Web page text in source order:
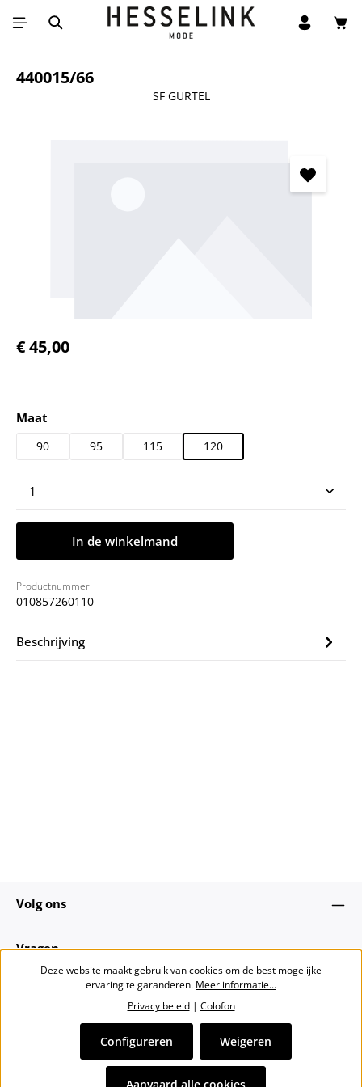
Ga naar de hoofdinhoud
440015/66
SF GURTEL
Normale prijs:
€ 45,00
Selecteer
Maat
90 95 115 120
Producthoeveelheid: Voer de gewenste
In de winkelmand
Productnummer:
010857260110
Beschrijving
Volg ons
Vragen
Alle prijzen incl. btw plusverzendkosten
Deze website maakt gebruik van cookies om de best mogelijke
ervaring te garanderen. Meer informatie...
Privacy beleid| Colofon
Weigeren
Configureren